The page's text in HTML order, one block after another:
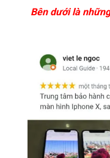
Bên dưới là